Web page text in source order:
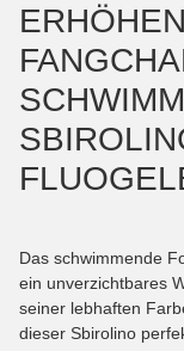
Das schwimmende
ein unverzichtbares
seiner lebhaften
dieser Sbirolino